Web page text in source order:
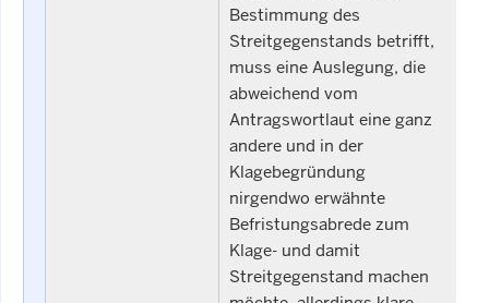
Bestimmung des
Streitgegenstands betrifft,
muss eine Auslegung, die
abweichend vom
Antragswortlaut eine ganz
andere und in der
Klagebegründung
nirgendwo erwähnte
Befristungsabrede zum
Klage- und damit
Streitgegenstand machen